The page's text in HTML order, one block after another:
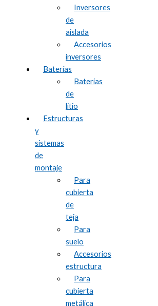
Inversores
de
aislada
Accesorios
inversores
Baterías
Baterías
de
litio
Estructuras
y
sistemas
de
montaje
Para
cubierta
de
teja
Para
suelo
Accesorios
estructura
Para
cubierta
metálica